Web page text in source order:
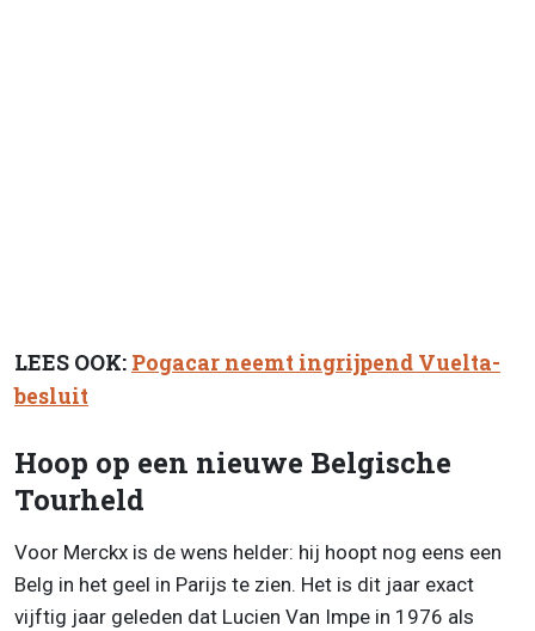
LEES OOK: Pogacar neemt ingrijpend Vuelta-
besluit
Hoop op een nieuwe Belgische
Tourheld
Voor Merckx is de wens helder: hij hoopt nog eens een
Belg in het geel in Parijs te zien. Het is dit jaar exact
vijftig jaar geleden dat Lucien Van Impe in 1976 als